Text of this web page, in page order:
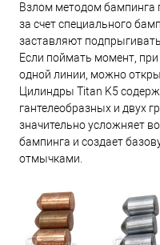
Взлом методом бампинга
за счет специального
заставляют
Если поймать момент,
одной линии, можно
Цилиндры Titan K5
гантелеобразных и двух
значительно усложняет
бампинга и создает
отмычками.